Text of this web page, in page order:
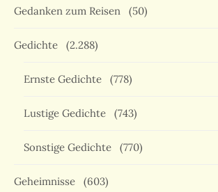
Gedanken zum Reisen (50)
Gedichte (2.288)
Ernste Gedichte (778)
Lustige Gedichte (743)
Sonstige Gedichte (770)
Geheimnisse (603)